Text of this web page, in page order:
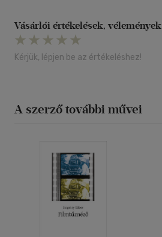
Vásárlói értékelések, vélemények
Kérjük, lépjen be az értékeléshez!
A szerző további művei